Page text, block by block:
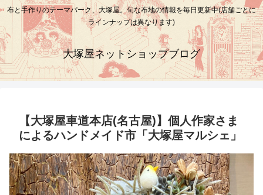
布と手作りのテーマパーク、大塚屋。旬な布地の情報を毎日更新中(店舗ごとに
ラインナップは異なります)
大塚屋ネットショップブログ
【大塚屋車道本店(名古屋)】個人作家さま
によるハンドメイド市「大塚屋マルシェ」